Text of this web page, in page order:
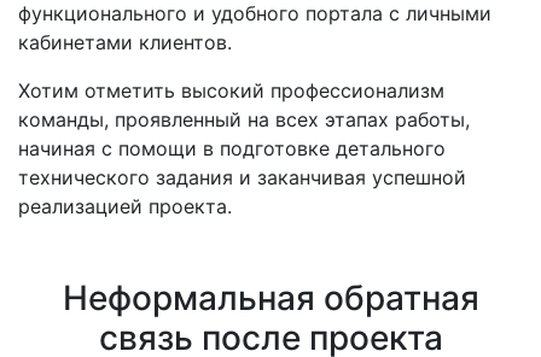
функционального и удобного портала с личными
кабинетами клиентов.
Хотим отметить высокий профессионализм
команды, проявленный на всех этапах работы,
начиная с помощи в подготовке детального
технического задания и заканчивая успешной
реализацией проекта.
Неформальная обратная
связь после проекта